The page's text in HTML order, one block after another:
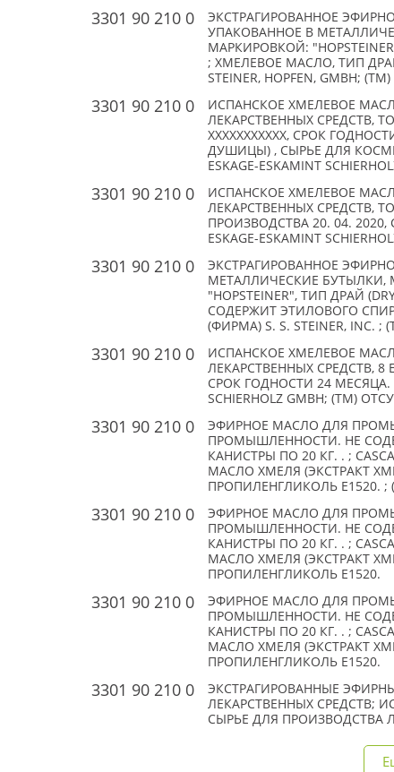
3301 90 210 0
ЭКСТРАГИРОВАННОЕ
УПАКОВАННОЕ В
МАРКИРОВКОЙ:
; ХМЕЛЕВОЕ МАСЛО, ТИП
STEINER, HOPFEN, GMBH; (TM)
3301 90 210 0
ИСПАНСКОЕ ХМЕЛЕВОЕ
ЛЕКАРСТВЕННЫХ СРЕДСТВ,
XXXXXXXXXXX, СРОК
ДУШИЦЫ) , СЫРЬЕ ДЛЯ
ESKAGE-ESKAMINT
3301 90 210 0
ИСПАНСКОЕ ХМЕЛЕВОЕ
ЛЕКАРСТВЕННЫХ СРЕДСТВ,
ПРОИЗВОДСТВА 20. 04.
ESKAGE-ESKAMINT
3301 90 210 0
ЭКСТРАГИРОВАННОЕ
МЕТАЛЛИЧЕСКИЕ БУТЫЛКИ,
"HOPSTEINER", ТИП ДРАЙ
СОДЕРЖИТ ЭТИЛОВОГО
(ФИРМА) S. S. STEINER, INC. ;
3301 90 210 0
ИСПАНСКОЕ ХМЕЛЕВОЕ
ЛЕКАРСТВЕННЫХ СРЕДСТВ, 8
СРОК ГОДНОСТИ 24 МЕСЯЦА.
SCHIERHOLZ GMBH; (TM)
3301 90 210 0
ЭФИРНОЕ МАСЛО ДЛЯ
ПРОМЫШЛЕННОСТИ. НЕ
КАНИСТРЫ ПО 20 КГ. . ;
МАСЛО ХМЕЛЯ (ЭКСТРАКТ
ПРОПИЛЕНГЛИКОЛЬ Е1520. ;
3301 90 210 0
ЭФИРНОЕ МАСЛО ДЛЯ
ПРОМЫШЛЕННОСТИ. НЕ
КАНИСТРЫ ПО 20 КГ. . ;
МАСЛО ХМЕЛЯ (ЭКСТРАКТ
ПРОПИЛЕНГЛИКОЛЬ Е1520.
3301 90 210 0
ЭФИРНОЕ МАСЛО ДЛЯ
ПРОМЫШЛЕННОСТИ. НЕ
КАНИСТРЫ ПО 20 КГ. . ;
МАСЛО ХМЕЛЯ (ЭКСТРАКТ
ПРОПИЛЕНГЛИКОЛЬ Е1520.
3301 90 210 0
ЭКСТРАГИРОВАННЫЕ
ЛЕКАРСТВЕННЫХ СРЕДСТВ;
СЫРЬЕ ДЛЯ ПРОИЗВОДСТВА